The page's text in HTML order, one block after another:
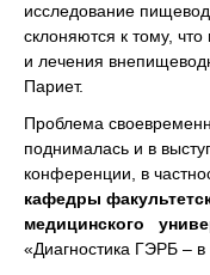
исследование
склоняются к тому,
и лечения
Париет.
Проблема
поднималась и в
конференции, в
кафедры
медицинского
«Диагностика ГЭРБ – в